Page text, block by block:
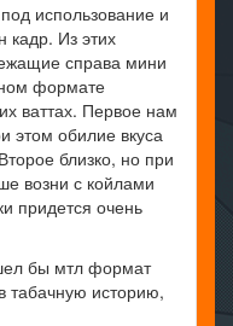
использование и
кадр. Из этих
справа мини
формате
ваттах. Первое нам
этом обилие вкуса
близко, но при
возни с койлами
придется очень
бы мтл формат
табачную историю,